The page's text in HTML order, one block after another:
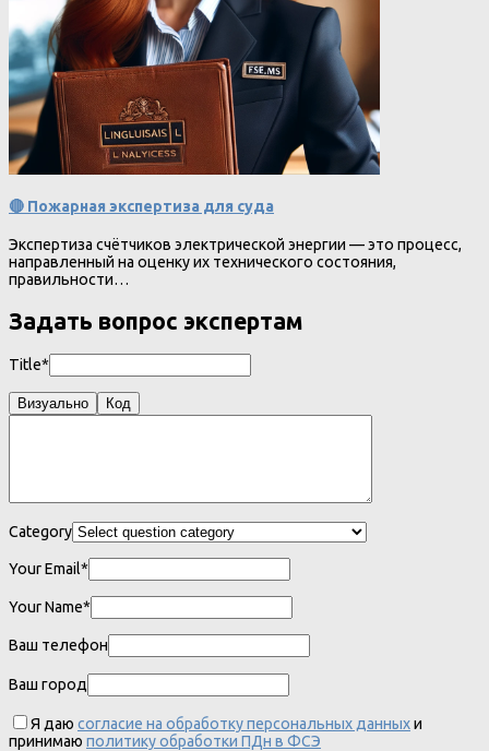
🔴 Пожарная экспертиза для суда
Экспертиза счётчиков электрической энергии — это процесс,
направленный на оценку их технического состояния,
правильности…
Задать вопрос экспертам
Title*
Визуально Код
Category
Your Email*
Your Name*
Ваш телефон
Ваш город
Я даю согласие на обработку персональных данныхи
принимаю политику обработки ПДн в ФСЭ